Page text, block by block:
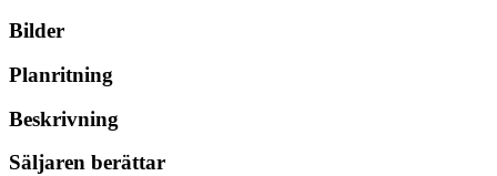
Bilder
Planritning
Beskrivning
Säljaren berättar